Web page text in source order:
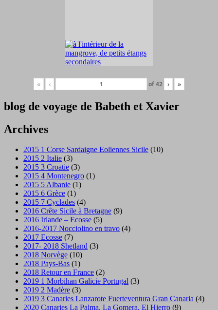
« ‹ of42 › »
blog de voyage de Babeth et Xavier
Archives
2015 1 Corse Sardaigne Eoliennes Sicile (10)
2015 2 Italie (3)
2015 3 Croatie (3)
2015 4 Montenegro (1)
2015 5 Albanie (1)
2015 6 Grèce (1)
2015 7 Cyclades (4)
2016 Crête Sicile à Bretagne (9)
2016 Irlande – Ecosse (5)
2016-2017 Nocciolino en travo (4)
2017 Ecosse (7)
2017- 2018 Shetland (3)
2018 Norvège (10)
2018 Pays-Bas (1)
2018 Retour en France (2)
2019 1 Morbihan Galicie Portugal (3)
2019 2 Madère (3)
2019 3 Canaries Lanzarote Fuerteventura Gran Canaria (4)
2020 Canaries La Palma, La Gomera, El Hierro (9)